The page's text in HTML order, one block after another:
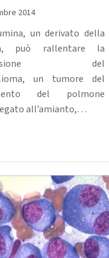
2014
un derivato della
può rallentare la
del
un tumore del
del polmone
all’amianto,…